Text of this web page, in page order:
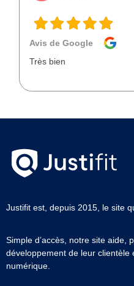
Avis de Google
Très bien
Justifit est, depuis 2015, le site
Simple d’accès, notre site aide,
développement de leur
numérique.